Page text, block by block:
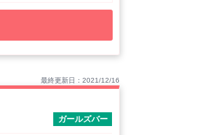
最終更新日：2021/12/16
ガールズバー